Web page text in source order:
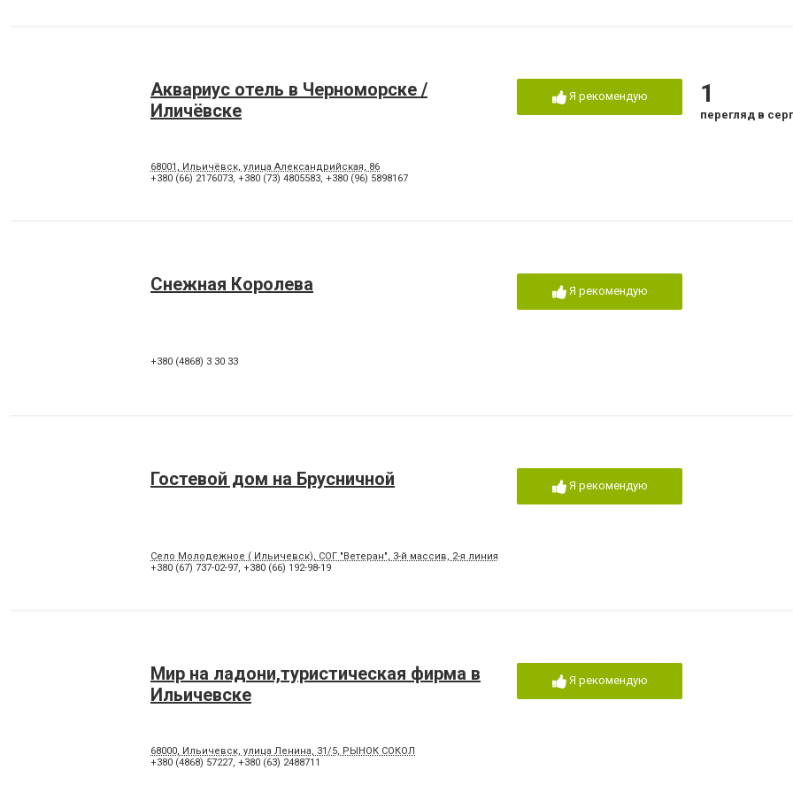
Аквариус отель в Черноморске /
Иличёвске
68001, Ильичёвск, улица Александрийская, 86
+380 (66) 2176073, +380 (73) 4805583, +380 (96) 5898167
Я рекомендую 1
перегляд в
Снежная Королева
+380 (4868) 3 30 33
Я рекомендую
Гостевой дом на Брусничной
Село Молодежное ( Ильичевск), СОГ "Ветеран", 3-й массив, 2-я линия, 54
+380 (67) 737-02-97, +380 (66) 192-98-19
Я рекомендую
Мир на ладони,туристическая фирма в
Ильичевске
68000, Ильичевск, улица Ленина, 31/5, РЫНОК СОКОЛ
+380 (4868) 57227, +380 (63) 2488711
Я рекомендую